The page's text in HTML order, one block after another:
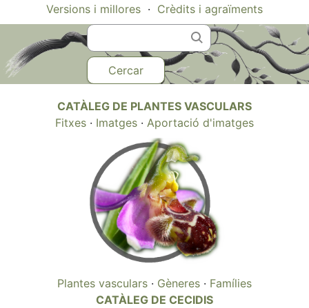
Versions i millores · Crèdits i agraïments
CATÀLEG DE PLANTES VASCULARS
Fitxes · Imatges · Aportació d'imatges
Plantes vasculars · Gèneres · Famílies
CATÀLEG DE CECIDIS